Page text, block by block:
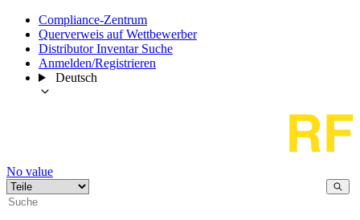
Compliance-Zentrum
Querverweis auf Wettbewerber
Distributor Inventar Suche
Anmelden/Registrieren
Deutsch
No value